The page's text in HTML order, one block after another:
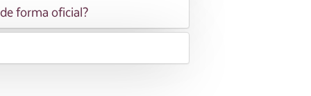
forma oficial?